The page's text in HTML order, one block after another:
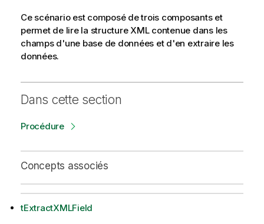
Ce scénario est composé de trois composants et
permet de lire la structure XML contenue dans les
champs d'une base de données et d'en extraire les
données.
Dans cette section
Procédure
Concepts associés
tExtractXMLField